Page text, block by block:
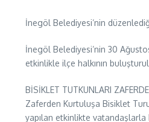
İnegöl Belediyesi’nin
İnegöl Belediyesi’nin 30
etkinlikle ilçe halkının
BİSİKLET TUTKUNLARI
Zaferden Kurtuluşa Bisiklet
yapılan etkinlikte vatandaşlarla